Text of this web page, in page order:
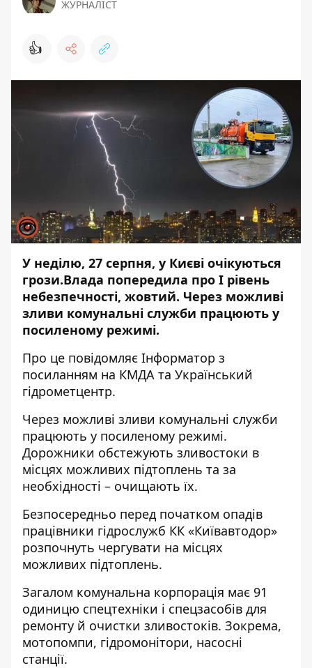
ЖУРНАЛІСТ
👍
У неділю, 27 серпня, у Києві очікуються
грози.Влада попередила про І рівень
небезпечності, жовтий. Через можливі
зливи комунальні служби працюють у
посиленому режимі.
Про це повідомляє Інформатор з
посиланням на КМДА та Український
гідрометцентр.
Через можливі зливи комунальні служби
працюють у посиленому режимі.
Дорожники обстежують зливостоки в
місцях можливих підтоплень та за
необхідності – очищають їх.
Безпосередньо перед початком опадів
працівники гідрослужб КК «Київавтодор»
розпочнуть чергувати на місцях
можливих підтоплень.
Загалом комунальна корпорація має 91
одиницю спецтехніки і спецзасобів для
ремонту й очистки зливостоків. Зокрема,
мотопомпи, гідромонітори, насосні
станції.